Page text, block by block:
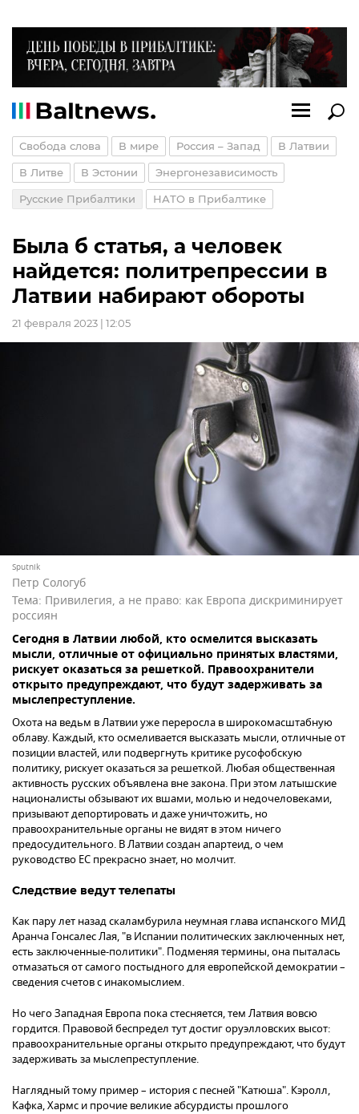
Свобода слова В мире Россия – Запад В Латвии
В Литве В Эстонии Энергонезависимость
Русские Прибалтики НАТО в Прибалтике
Была б статья, а человек
найдется: политрепрессии в
Латвии набирают обороты
21 февраля 2023 | 12:05
Sputnik
Петр Сологуб
Тема: Привилегия, а не право: как Европа дискриминирует
россиян
Сегодня в Латвии любой, кто осмелится высказать
мысли, отличные от официально принятых властями,
рискует оказаться за решеткой. Правоохранители
открыто предупреждают, что будут задерживать за
мыслепреступление.
Охота на ведьм в Латвии уже переросла в широкомасштабную
облаву. Каждый, кто осмеливается высказать мысли, отличные от
позиции властей, или подвергнуть критике русофобскую
политику, рискует оказаться за решеткой. Любая общественная
активность русских объявлена вне закона. При этом латышские
националисты обзывают их вшами, молью и недочеловеками,
призывают депортировать и даже уничтожить, но
правоохранительные органы не видят в этом ничего
предосудительного. В Латвии создан апартеид, о чем
руководство ЕС прекрасно знает, но молчит.
Следствие ведут телепаты
Как пару лет назад скаламбурила неумная глава испанского МИД
Аранча Гонсалес Лая, "в Испании политических заключенных нет,
есть заключенные-политики". Подменяя термины, она пыталась
отмазаться от самого постыдного для европейской демократии –
сведения счетов с инакомыслием.
Но чего Западная Европа пока стесняется, тем Латвия вовсю
гордится. Правовой беспредел тут достиг оруэлловских высот:
правоохранительные органы открыто предупреждают, что будут
задерживать за мыслепреступление.
Наглядный тому пример – история с песней "Катюша". Кэролл,
Кафка, Хармс и прочие великие абсурдисты прошлого